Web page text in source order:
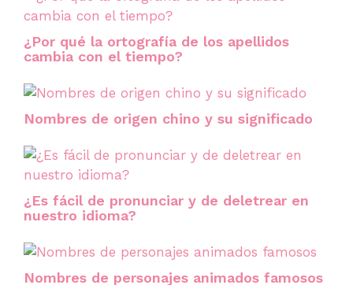
¿Por qué la ortografía de los apellidos
cambia con el tiempo?
Nombres de origen chino y su significado
¿Es fácil de pronunciar y de deletrear en
nuestro idioma?
Nombres de personajes animados famosos